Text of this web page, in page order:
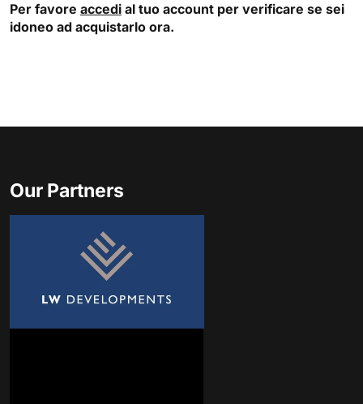
Per favore accedi al tuo account per verificare se sei
idoneo ad acquistarlo ora.
Our Partners